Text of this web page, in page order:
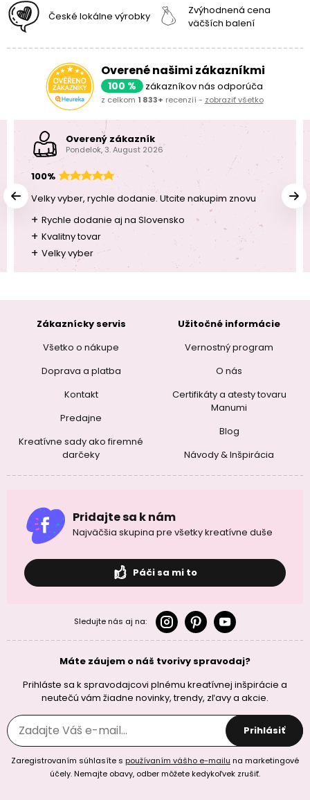
České lokálne výrobky
Zvýhodnená cena
väčších balení
Overené našimi zákazníkmi
100 % zákazníkov nás odporúča
z celkom 1 833+ recenzií - zobraziť všetko
Overený zákazník
Pondelok, 3. August 2026
100%
Velky vyber, rychle dodanie. Utcite nakupim znovu
+ Rychle dodanie aj na Slovensko
+ Kvalitny tovar
+ Velky vyber
Zákaznícky servis
Všetko o nákupe
Doprava a platba
Kontakt
Predajne
Kreatívne sady ako firemné
darčeky
Užitočné informácie
Vernostný program
O nás
Certifikáty a atesty tovaru
Manumi
Blog
Návody & Inšpirácia
Pridajte sa k nám
Najväčšia skupina pre všetky kreatívne duše
Páči sa mi to
Sledujte nás aj na:
Máte záujem o náš tvorivy spravodaj?
Prihláste sa k spravodajcovi plnému kreatívnej inšpirácie a
neutečú vám žiadne novinky, trendy, zľavy a akcie.
Prihlásiť
Zaregistrovaním súhlasíte s používaním vášho e-mailu na marketingové
účely. Nemajte obavy, odber môžete kedykoľvek zrušiť.